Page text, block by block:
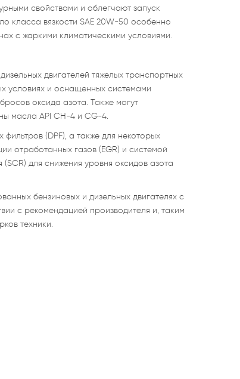
свойствами и облегчают запуск
класса вязкости SAE 20W-50 особенно
с жаркими климатическими условиями.
двигателей тяжелых транспортных
условиях и оснащенных системами
оксида азота. Также могут
масла API CH-4 и CG-4.
(DPF), а также для некоторых
отработанных газов (EGR) и системой
для снижения уровня оксидов азота
бензиновых и дизельных двигателях с
с рекомендацией производителя и, таким
техники.